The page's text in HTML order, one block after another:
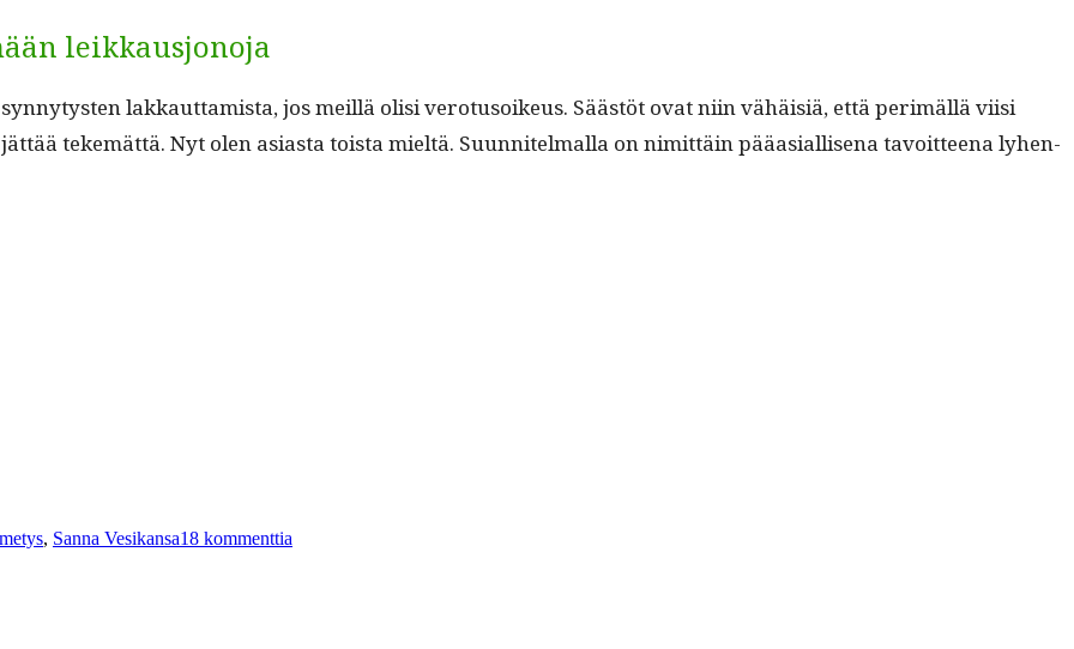
leikkausjonoja
lakkaut­tamista, jos meil­lä olisi vero­tu­soikeus. Säästöt ovat niin vähäisiä, että per­imäl­lä viisi
tekemät­tä. Nyt olen asi­as­ta toista mieltä. Suun­nitel­mal­la on nimit­täin pääasial­lise­na tavoit­teena lyhen­
, Sanna Vesikansa18 kommenttia